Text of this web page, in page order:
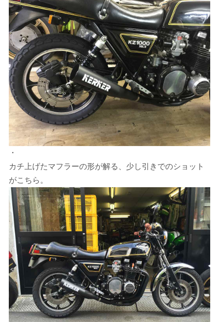
・
カチ上げたマフラーの形が解る、少し引きでのショット
がこちら。